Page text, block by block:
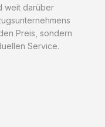
weit darüber
Preis, sondern
Service.